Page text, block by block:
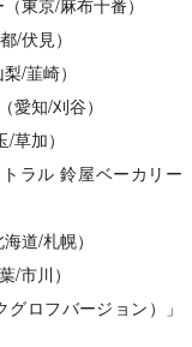
東京/麻布十番）
/伏見）
/韮崎）
愛知/刈谷）
草加）
ラル 鈴屋ベーカリー
道/札幌）
/市川）
ロフバージョン）」